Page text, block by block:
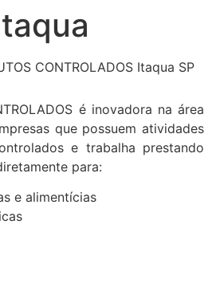
CONTROLADOS Itaqua SP
é inovadora na área
que possuem atividades
e trabalha prestando
para:
e alimentícias